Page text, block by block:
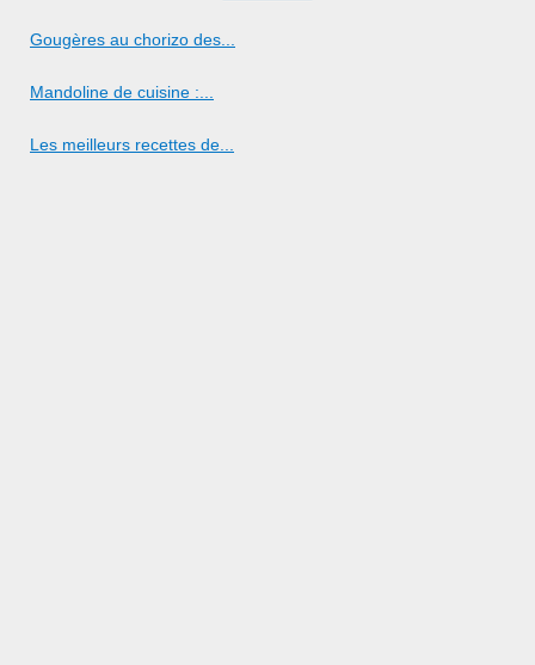
Gougères au chorizo des...
Mandoline de cuisine :...
Les meilleurs recettes de...